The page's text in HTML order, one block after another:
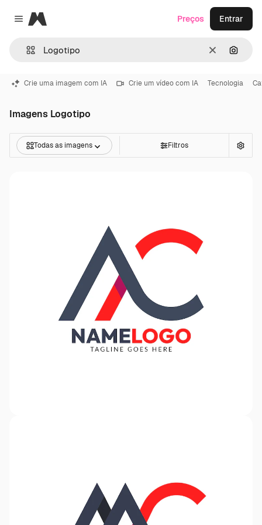
Close menu
Magnific
Limpar
Preços Entrar
Crie uma imagem com IA Crie um vídeo com IA Tecnologia
Imagens Logotipo
Todas as imagens Filtros